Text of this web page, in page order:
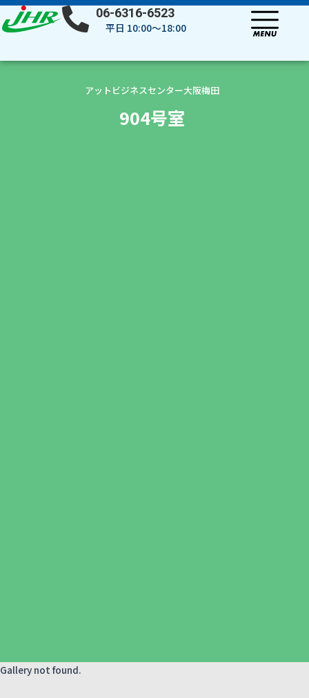
内
容
キ
06-6316-6523
平日 10:00～18:00
アットビジネスセンター大阪梅田
904号室
Gallery not found.